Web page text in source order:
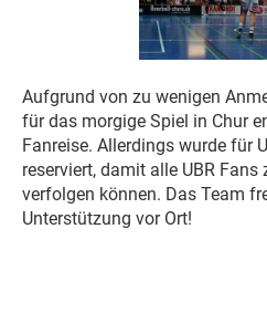
Aufgrund von zu wenigen
für das morgige Spiel in Chur
Fanreise. Allerdings wurde für
reserviert, damit alle UBR
verfolgen können. Das Team
Unterstützung vor Ort!